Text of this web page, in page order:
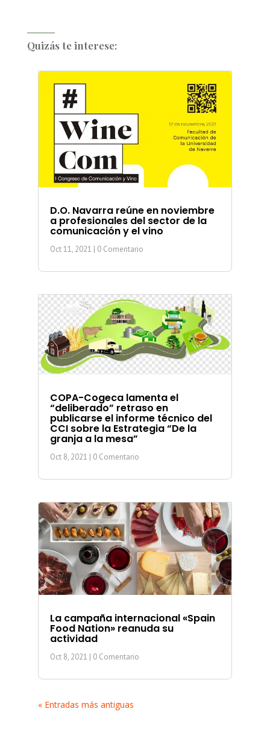
Quizás te interese:
D.O. Navarra reúne en noviembre
a profesionales del sector de la
comunicación y el vino
Oct 11, 2021 | 0 Comentario
COPA-Cogeca lamenta el
“deliberado” retraso en
publicarse el informe técnico del
CCI sobre la Estrategia “De la
granja a la mesa”
Oct 8, 2021 | 0 Comentario
La campaña internacional «Spain
Food Nation» reanuda su
actividad
Oct 8, 2021 | 0 Comentario
« Entradas más antiguas